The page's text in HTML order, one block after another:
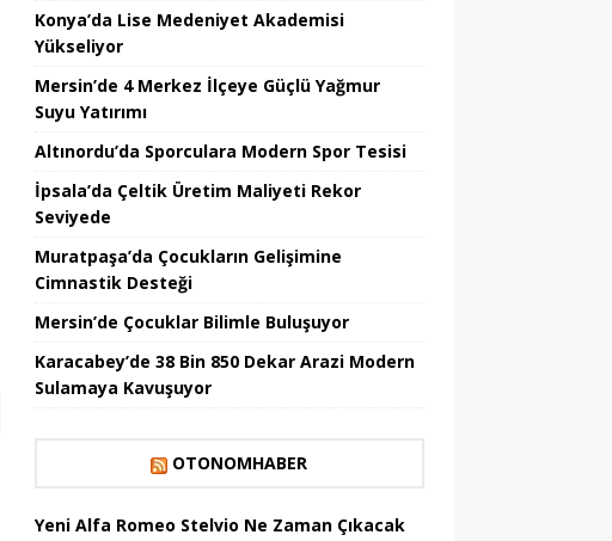
Konya’da Lise Medeniyet Akademisi
Yükseliyor
Mersin’de 4 Merkez İlçeye Güçlü Yağmur
Suyu Yatırımı
Altınordu’da Sporculara Modern Spor Tesisi
İpsala’da Çeltik Üretim Maliyeti Rekor
Seviyede
Muratpaşa’da Çocukların Gelişimine
Cimnastik Desteği
Mersin’de Çocuklar Bilimle Buluşuyor
Karacabey’de 38 Bin 850 Dekar Arazi Modern
Sulamaya Kavuşuyor
OTONOMHABER
Yeni Alfa Romeo Stelvio Ne Zaman Çıkacak